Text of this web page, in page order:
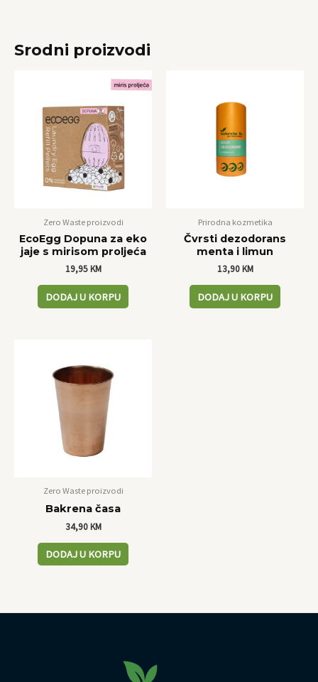
Srodni proizvodi
Zero Waste proizvodi
EcoEgg Dopuna za eko
jaje s mirisom proljeća
19,95KM
DODAJ U KORPU
Prirodna kozmetika
Čvrsti dezodorans
menta i limun
13,90KM
DODAJ U KORPU
Zero Waste proizvodi
Bakrena časa
34,90KM
DODAJ U KORPU